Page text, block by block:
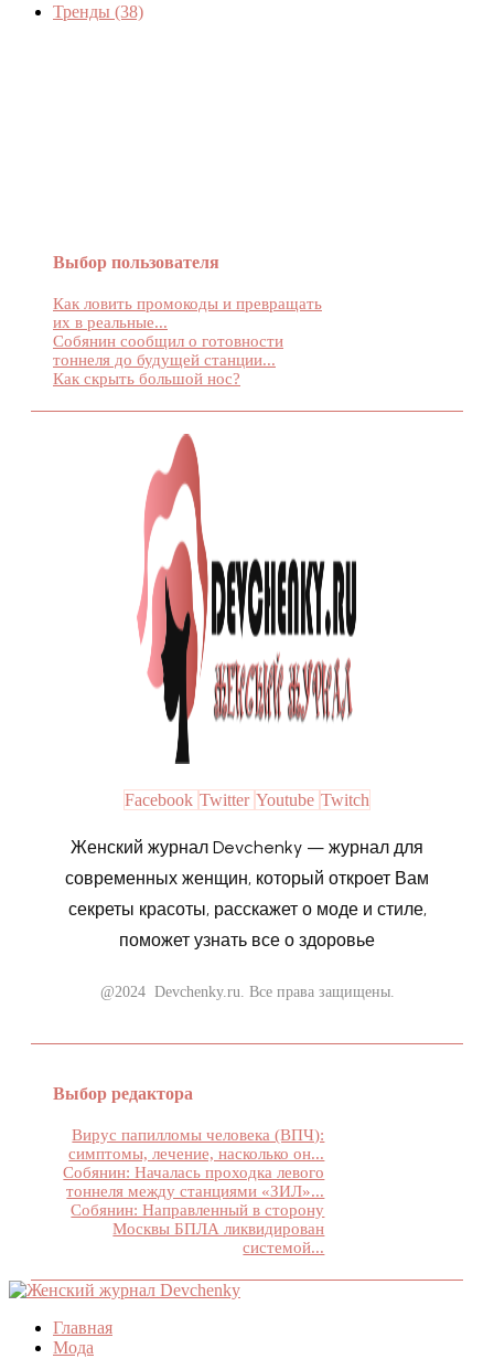
Тренды (38)
Выбор пользователя
Как ловить промокоды и превращать
их в реальные...
Собянин сообщил о готовности
тоннеля до будущей станции...
Как скрыть большой нос?
Facebook Twitter Youtube Twitch
Женский журнал Devchenky — журнал для
современных женщин, который откроет Вам
секреты красоты, расскажет о моде и стиле,
поможет узнать все о здоровье
@2024 Devchenky.ru. Все права защищены.
Выбор редактора
Вирус папилломы человека (ВПЧ):
симптомы, лечение, насколько он...
Собянин: Началась проходка левого
тоннеля между станциями «ЗИЛ»...
Собянин: Направленный в сторону
Москвы БПЛА ликвидирован
системой...
Главная
Мода